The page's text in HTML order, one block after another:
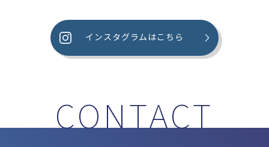
インスタグラムはこちら